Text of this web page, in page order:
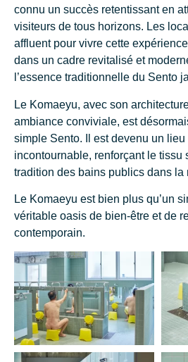
connu un succès retentissant en
visiteurs de tous horizons. Les
affluent pour vivre cette
dans un cadre revitalisé et
l’essence traditionnelle du Sento
Le Komaeyu, avec son
ambiance conviviale, est
simple Sento. Il est devenu un
incontournable, renforçant le tissu
tradition des bains publics dans la
Le Komaeyu est bien plus qu’un
véritable oasis de bien-être et de
contemporain.